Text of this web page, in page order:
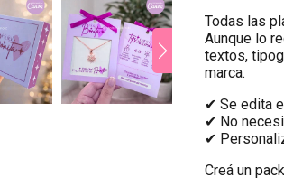
Todas las
Aunque lo
textos,
marca.
✔ Se edita
✔ No
✔
Creá un